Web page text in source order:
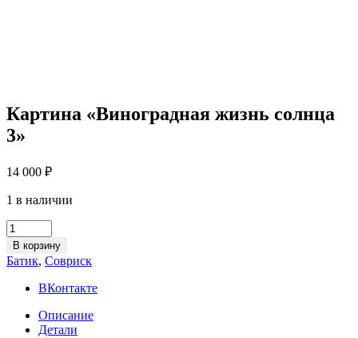
Картина «Виноградная жизнь солнца
3»
14 000 ₽
1 в наличии
Картина
«Виноградная
жизнь
солнца
quantity
В корзину
Батик, Совриск
ВКонтакте
Описание
Детали